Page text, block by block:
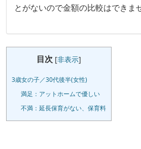
とがないので金額の比較はできま
目次 [非表示]
3歳女の子／30代後半(女性)
満足：アットホームで優しい
不満：延長保育がない、保育料